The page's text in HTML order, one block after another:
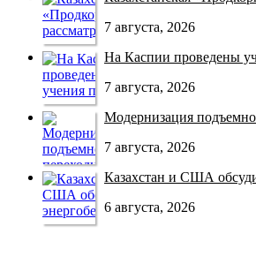
7 августа, 2026
На Каспии проведены
7 августа, 2026
Модернизация
7 августа, 2026
Казахстан и США
6 августа, 2026